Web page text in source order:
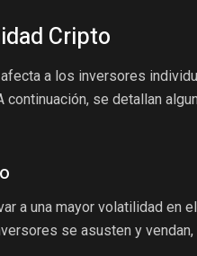
Cripto
a los inversores
continuación, se detallan
a una mayor volatilidad en
se asusten y